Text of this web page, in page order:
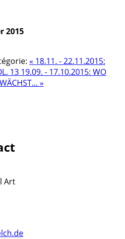
2015
« 18.11. - 22.11.2015:
13 19.09. - 17.10.2015: WO
»
Art